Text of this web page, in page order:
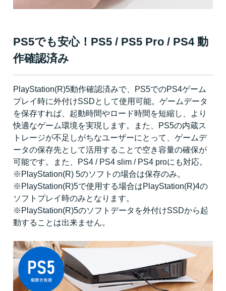
PS5でも安心！PS5 / PS5 Pro / PS4 動
作確認済み
PlayStation(R)5動作確認済みで、PS5でのPS4ゲーム
プレイ時に外付けSSDとして使用可能。ゲームデータ
を保存すれば、起動時間やロード時間を短縮し、より
快適なゲーム環境を実現します。また、PS5の内蔵ス
トレージが不足しがちなユーザーにとって、ゲームデ
ータの保存先として活用することで空き容量の確保が
可能です。また、PS4 / PS4 slim / PS4 proにも対応。
※PlayStation(R) 5のソフトの場合は保存のみ。
※PlayStation(R)5で使用する場合はPlayStation(R)4の
ソフトプレイ時のみとなります。
※PlayStation(R)5のソフトデータを外付けSSDから起
動することは出来ません。